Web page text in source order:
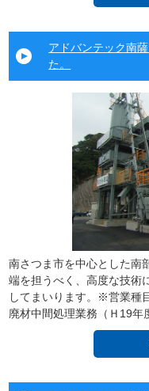
アドバンテック南
た。
南さつま市を中心とした南
端を担うべく、高度な技術
してまいります。※営業種
廃材中間処理業務（Ｈ19